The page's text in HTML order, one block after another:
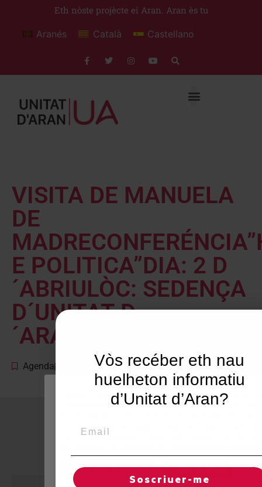
Eth nòste projècte ei Aran. Aran ès tu
Aranés Català Castellano
VISITA DE MANUELA
DE
E POLITICA”DIA: 2 D
´ABRIULÒC: SEDENÇA
D´UNITAT D
´ARANORA: 20:00
Agenda April 2, 2003
© 2026 Unitat d'Aran. Toti es drets reservadi.
Utilisam "cookies" en nòste lòc web tà balhar ar
ua experiéncia personalizada e optimizada, en tot
En hèr clic en "Acceptar totes", accèpte er
TOTES es "cookies". Totun, pòt visitar
Reglatges de "cookies" Acceptar totes
Vòs recéber eth nau
huelheton informatiu
d’Unitat d’Aran?
Soscriuer-me